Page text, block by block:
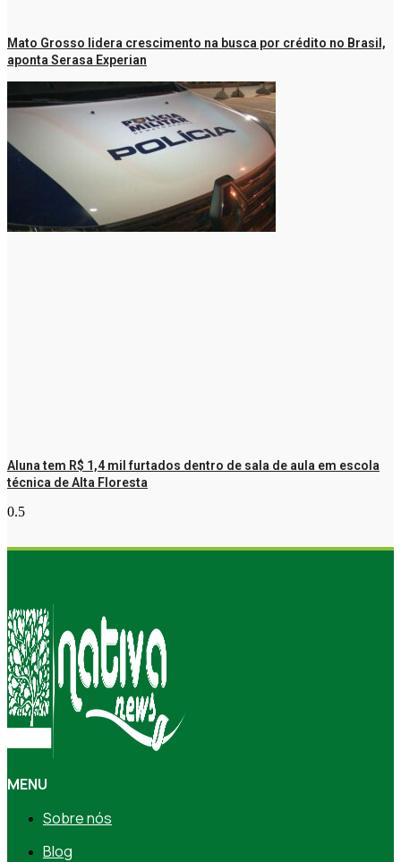
Mato Grosso lidera crescimento na busca por crédito no Brasil,
aponta Serasa Experian
Aluna tem R$ 1,4 mil furtados dentro de sala de aula em escola
técnica de Alta Floresta
MENU
Sobre nós
Blog